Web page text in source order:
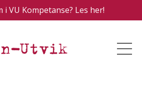
i VU Kompetanse? Les her!